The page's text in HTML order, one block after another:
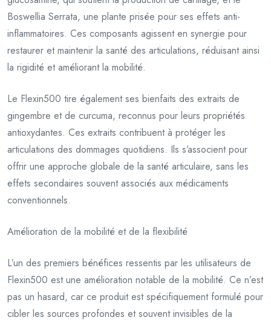
Boswellia Serrata, une plante prisée pour ses effets anti-
inflammatoires. Ces composants agissent en synergie pour
restaurer et maintenir la santé des articulations, réduisant ainsi
la rigidité et améliorant la mobilité.
Le Flexin500 tire également ses bienfaits des extraits de
gingembre et de curcuma, reconnus pour leurs propriétés
antioxydantes. Ces extraits contribuent à protéger les
articulations des dommages quotidiens. Ils s’associent pour
offrir une approche globale de la santé articulaire, sans les
effets secondaires souvent associés aux médicaments
conventionnels.
Amélioration de la mobilité et de la flexibilité
L’un des premiers bénéfices ressentis par les utilisateurs de
Flexin500 est une amélioration notable de la mobilité. Ce n’est
pas un hasard, car ce produit est spécifiquement formulé pour
cibler les sources profondes et souvent invisibles de la